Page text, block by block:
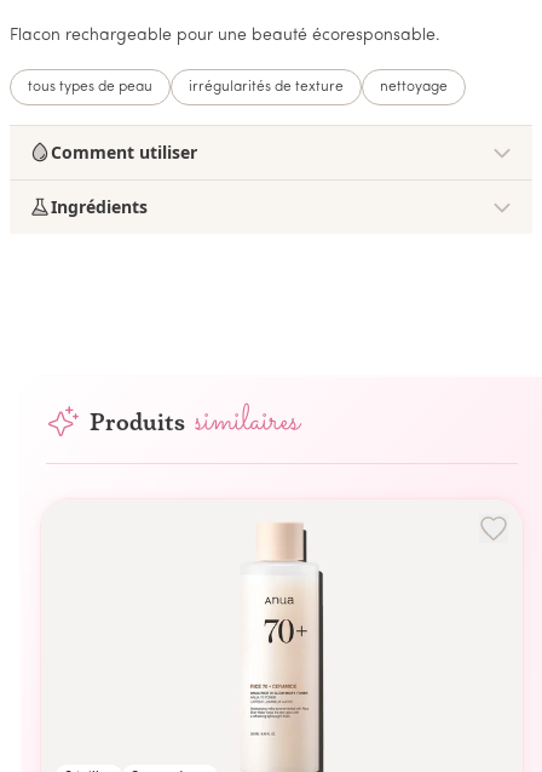
Flacon rechargeable pour une beauté écoresponsable.
tous types de peau irrégularités de texture nettoyage
Comment utiliser
Ingrédients
Produits similaires